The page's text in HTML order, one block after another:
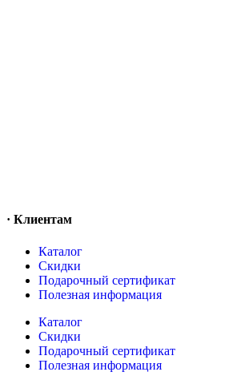
· Клиентам
Каталог
Скидки
Подарочный сертификат
Полезная информация
Каталог
Скидки
Подарочный сертификат
Полезная информация